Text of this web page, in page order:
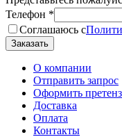
Телефон *
Соглашаюсь с
О компании
Отправить запрос
Оформить
Доставка
Оплата
Контакты